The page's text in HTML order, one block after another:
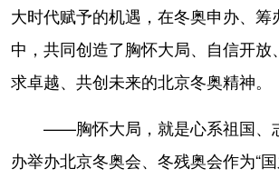
大时代赋予的机遇，在冬奥申办、筹
中，共同创造了胸怀大局、自信开放
求卓越、共创未来的北京冬奥精神。
——胸怀大局，就是心系祖国、
办举办北京冬奥会、冬残奥会作为“